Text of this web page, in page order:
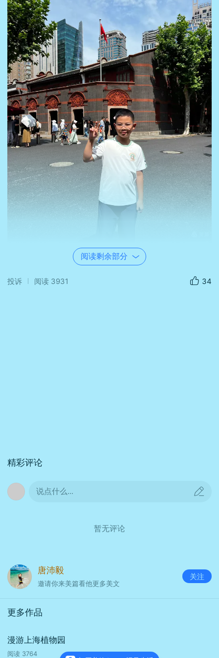
阅读剩余部分
投诉 阅读 3931 34
精彩评论
说点什么...
暂无评论
唐沛毅
邀请你来美篇看他更多美文
关注
更多作品
漫游上海植物园
阅读 3764